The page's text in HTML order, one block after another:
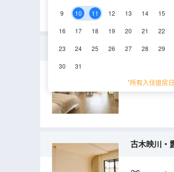
9 10 11 12 13 14 15
16 17 18 19 20 21 22
23 24 25 26 27 28 29
30 31
*所有入住退房
秋影漫奢・
55-60㎡
古木映川・